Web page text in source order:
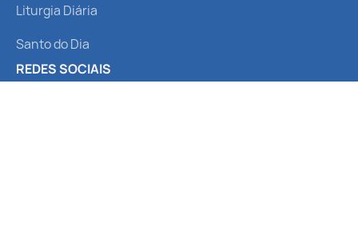
Liturgia Diária
Santo do Dia
REDES SOCIAIS